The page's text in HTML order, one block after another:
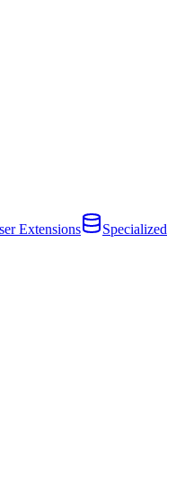
Extensions Specialized